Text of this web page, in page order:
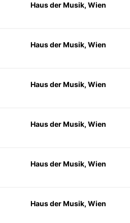
Haus der Musik, Wien
Haus der Musik, Wien
Haus der Musik, Wien
Haus der Musik, Wien
Haus der Musik, Wien
Haus der Musik, Wien